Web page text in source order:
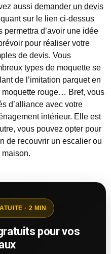
aussi demander un devis
sur le lien ci-dessus
d’avoir une idée
pour réaliser votre
de devis. Vous
types de moquette se
de l’imitation parquet en
moquette rouge… Bref, vous
d’alliance avec votre
intérieur. Elle est
vous pouvez opter pour
de recouvrir un escalier ou
maison.
· 2 MIN
pour vos